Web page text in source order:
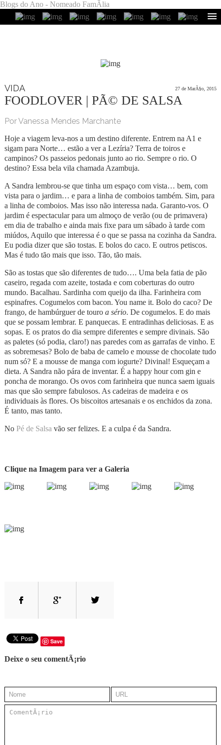
Blogs do Ano - Nomeado FamÃ­lia
VIDA 27 de MarÃ§o, 2015
FOODLOVER | PÃ© DE SALSA
Por Vanessa Mendes Marchante
Hoje a viagem leva-nos a um destino diferente. Entrem na A1 e
sigam para Norte… estão a ver a Lezíria? Terra de toiros e
campinos? Os passeios pedonais junto ao rio. Sempre o rio. O
destino? Essa bela vila chamada Azambuja.
A Sandra lembrou-se que tinha um espaço com vista… bem, com
vista para o jardim… e para a linha de comboios também. Sim, para
a linha de comboios. Mas isso não interessa nada. Garanto-vos. O
jardim é espectacular para um almoço de verão (ou de primavera)
em dia de trabalho e ainda mais fixe para um sábado à tarde com
miúdos, Aquilo que interessa é o que se passa na cozinha da Sandra.
Eu podia dizer que são tostas. E bolos do caco. E outros petiscos.
Mas é tudo tão mais que isso. Tão, tão mais.
São as tostas que são diferentes de tudo…. Uma bela fatia de pão
caseiro, regada com azeite, tostada e com coberturas do outro
mundo. Bacalhau. Sardinha com queijo da ilha. Farinheira com
espinafres. Cogumelos com bacon. You name it. Bolo do caco? De
frango, de hambúrguer de touro a sério. De cogumelos. E do mais
que se possam lembrar. E panquecas. E entradinhas deliciosas. E as
sopas. E os pratos do dia sempre diferentes e sempre divinais. São
as paletes (só podia, claro!) nas paredes com as garrafas de vinho. E
as sobremesas? Bolo de baba de camelo e mousse de chocolate tudo
num só? E a mousse de manga com iogurte? Divinal! Esqueçam a
dieta. A Sandra não pára de inventar. É a happy hour com gin e
poncha de morango. Os ovos com farinheira que nunca saem iguais
mas que são sempre fabulosos. As cadeiras de madeira e os
individuais às flores. Os biscoitos artesanais e os enchidos da zona.
É tanto, mas tanto.
No Pé de Salsavão ser felizes. E a culpa é da Sandra.
Clique na Imagem para ver a Galeria
Save
Deixe o seu comentÃ¡rio